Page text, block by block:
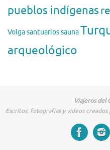
pueblos indígenas
Volgasantuariossauna
arqueológico
Viajeros del
Escritos, fotografías y videos creados